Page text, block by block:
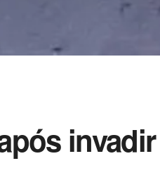
invadir